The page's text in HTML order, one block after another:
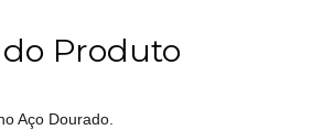
Produto
Aço Dourado.